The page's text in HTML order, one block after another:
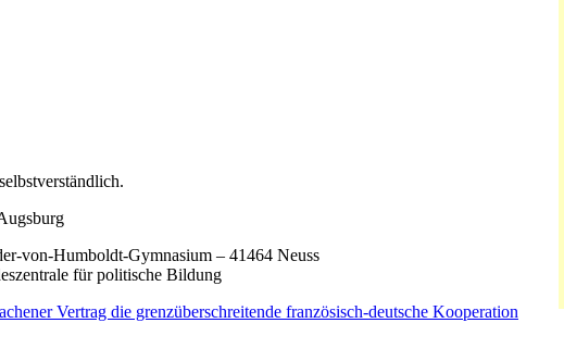
von-Humboldt-Gymnasium – 41464 Neuss
für politische Bildung
Vertrag die grenzüberschreitende französisch-deutsche Kooperation